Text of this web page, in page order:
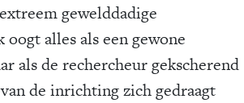
gewelddadige
alles als een gewone
als de rechercheur gekscherend
de inrichting zich gedraagt